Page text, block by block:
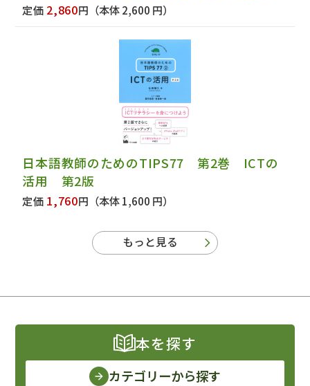
定価 2,860円 （本体 2,600 円）
日本語教師のためのTIPS77 第2巻 ICTの
活用 第2版
定価 1,760円 （本体 1,600 円）
もっと見る
本を探す
カテゴリーから探す